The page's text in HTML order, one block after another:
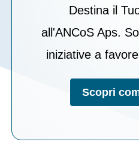
Destina il
all'ANCoS Aps.
iniziative a
Scopri